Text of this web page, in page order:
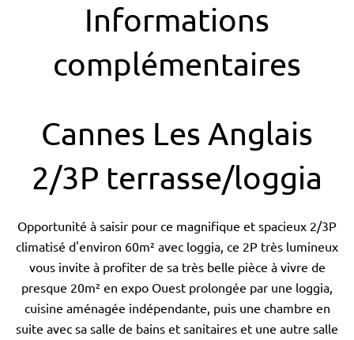
Informations
complémentaires
Cannes Les Anglais
2/3P terrasse/loggia
Opportunité à saisir pour ce magnifique et spacieux 2/3P
climatisé d'environ 60m² avec loggia, ce 2P très lumineux
vous invite à profiter de sa très belle pièce à vivre de
presque 20m² en expo Ouest prolongée par une loggia,
cuisine aménagée indépendante, puis une chambre en
suite avec sa salle de bains et sanitaires et une autre salle